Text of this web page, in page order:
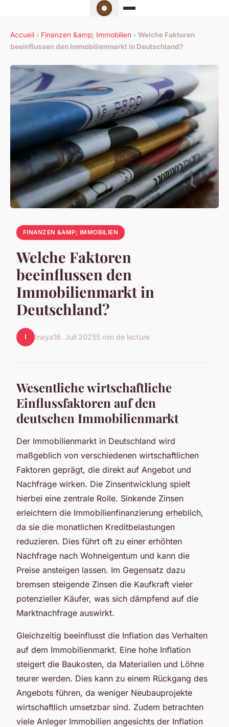
Accueil › Finanzen &amp; Immobilien › Welche Faktoren
beeinflussen den Immobilienmarkt in Deutschland?
FINANZEN &AMP; IMMOBILIEN
Welche Faktoren
beeinflussen den
Immobilienmarkt in
Deutschland?
I Inaya16. Juli 20255 min de lecture
Wesentliche wirtschaftliche
Einflussfaktoren auf den
deutschen Immobilienmarkt
Der Immobilienmarkt in Deutschland wird
maßgeblich von verschiedenen wirtschaftlichen
Faktoren geprägt, die direkt auf Angebot und
Nachfrage wirken. Die Zinsentwicklung spielt
hierbei eine zentrale Rolle. Sinkende Zinsen
erleichtern die Immobilienfinanzierung erheblich,
da sie die monatlichen Kreditbelastungen
reduzieren. Dies führt oft zu einer erhöhten
Nachfrage nach Wohneigentum und kann die
Preise ansteigen lassen. Im Gegensatz dazu
bremsen steigende Zinsen die Kaufkraft vieler
potenzieller Käufer, was sich dämpfend auf die
Marktnachfrage auswirkt.
Gleichzeitig beeinflusst die Inflation das Verhalten
auf dem Immobilienmarkt. Eine hohe Inflation
steigert die Baukosten, da Materialien und Löhne
teurer werden. Dies kann zu einem Rückgang des
Angebots führen, da weniger Neubauprojekte
wirtschaftlich umsetzbar sind. Zudem betrachten
viele Anleger Immobilien angesichts der Inflation